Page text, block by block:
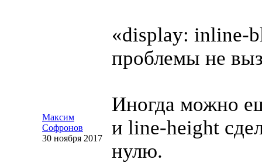
«display: inline-
проблемы не
Максим
Софронов
30 ноября 2017
Иногда можно
и line-height
нулю.